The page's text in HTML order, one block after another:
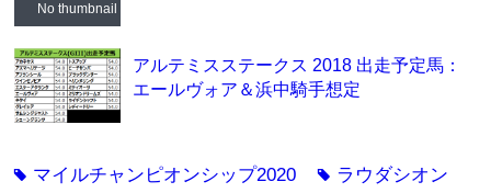
No thumbnail
アルテミスステークス 2018 出走予定馬：
エールヴォア＆浜中騎手想定
tag マイルチャンピオンシップ2020 tag ラウダシオン